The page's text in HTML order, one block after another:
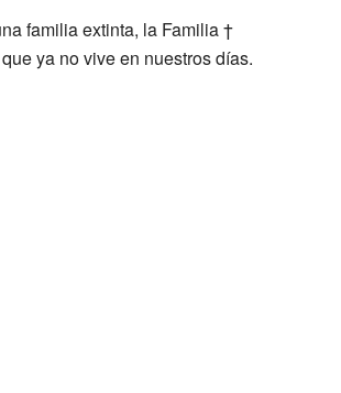
familia extinta, la Familia †
ya no vive en nuestros días.